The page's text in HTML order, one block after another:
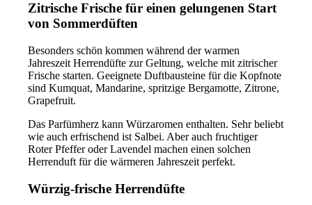
Zitrische Frische für einen gelungenen Start
von Sommerdüften
Besonders schön kommen während der warmen
Jahreszeit Herrendüfte zur Geltung, welche mit zitrischer
Frische starten. Geeignete Duftbausteine für die Kopfnote
sind Kumquat, Mandarine, spritzige Bergamotte, Zitrone,
Grapefruit.
Das Parfümherz kann Würzaromen enthalten. Sehr beliebt
wie auch erfrischend ist Salbei. Aber auch fruchtiger
Roter Pfeffer oder Lavendel machen einen solchen
Herrenduft für die wärmeren Jahreszeit perfekt.
Würzig-frische Herrendüfte